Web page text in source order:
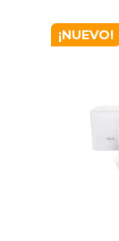
¡NUEVO!